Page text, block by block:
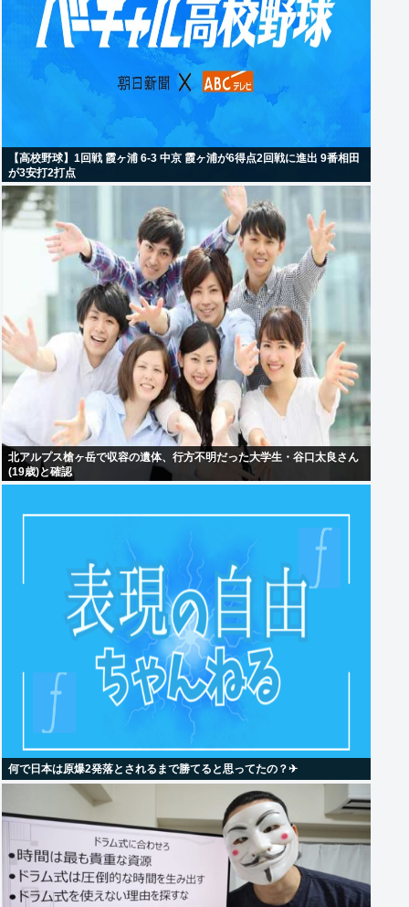
【高校野球】1回戦 霞ヶ浦 6-3 中京 霞ヶ浦が6得点2回戦に進出 9番相田
が3安打2打点
北アルプス槍ヶ岳で収容の遺体、行方不明だった大学生・谷口太良さん
(19歳)と確認
何で日本は原爆2発落とされるまで勝てると思ってたの？‎✈